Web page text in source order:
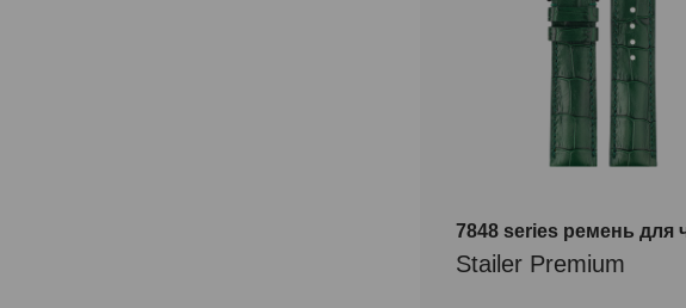
7848 series ремень для
Stailer Premium